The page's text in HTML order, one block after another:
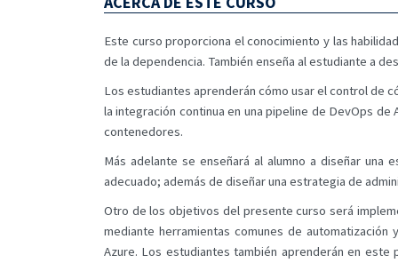
Este curso proporciona el conocimiento y las
de la dependencia. También enseña al estudiante a
Los estudiantes aprenderán cómo usar el control de
la integración continua en una pipeline de DevOps
contenedores.
Más adelante se enseñará al alumno a diseñar
adecuado; además de diseñar una estrategia de
Otro de los objetivos del presente curso será
mediante herramientas comunes de
Azure. Los estudiantes también aprenderán en